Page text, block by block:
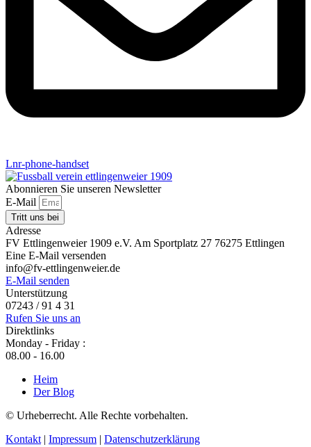
Lnr-phone-handset
Abonnieren Sie unseren Newsletter
E-Mail
Tritt uns bei
Adresse
FV Ettlingenweier 1909 e.V. Am Sportplatz 27 76275 Ettlingen
Eine E-Mail versenden
info@fv-ettlingenweier.de
E-Mail senden
Unterstützung
07243 / 91 4 31
Rufen Sie uns an
Direktlinks
Monday - Friday :
08.00 - 16.00
Heim
Der Blog
© Urheberrecht. Alle Rechte vorbehalten.
Kontakt | Impressum | Datenschutzerklärung